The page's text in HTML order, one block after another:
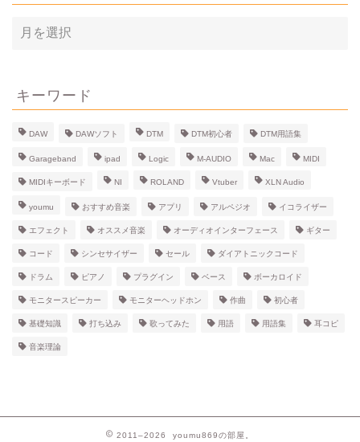
ア
ー
ブ
キーワード
DAW DAWソフト DTM DTM初心者 DTM用語集
Garageband ipad Logic M-AUDIO Mac MIDI
MIDIキーボード NI ROLAND Vtuber XLN Audio
youmu おすすめ音楽 アプリ アルペジオ イコライザー
エフェクト オススメ音楽 オーディオインターフェース ギター
コード シンセサイザー セール ダイアトニックコード
ドラム ピアノ プラグイン ベース ボーカロイド
モニタースピーカー モニターヘッドホン 作曲 初心者
基礎知識 打ち込み 歌ってみた 用語 用語集 耳コピ
音楽理論
2011–2026 youmu869の部屋。